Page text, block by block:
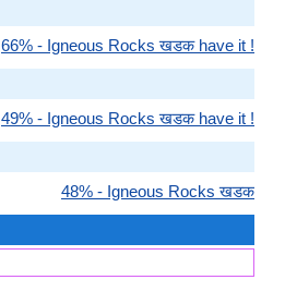
66% - Igneous Rocks खडक have it !
49% - Igneous Rocks खडक have it !
48% - Igneous Rocks खडक